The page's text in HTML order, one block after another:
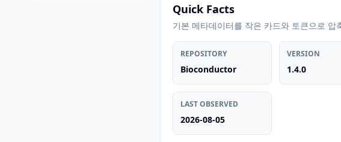
Quick Facts
기본 메타데이터를 작은 카드와 토큰으로 압
REPOSITORY
Bioconductor
VERSION
1.4.0
LAST OBSERVED
2026-08-05